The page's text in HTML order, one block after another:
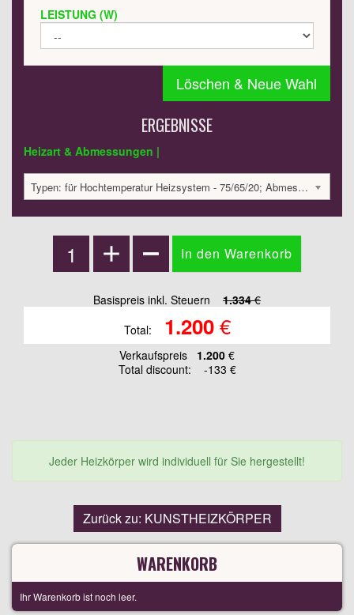
LEISTUNG (W)
Löschen & Neue Wahl
ERGEBNISSE
Heizart & Abmessungen |
Typen: für Hochtemperatur Heizsystem - 75/65/20; Abmessungen: 1800x420x60; 584 Watt:; 1333.79 €
Basispreis inkl. Steuern 1.334€
Total:
1.200€
Verkaufspreis 1.200 €
Total discount:
-133 €
Jeder Heizkörper wird individuell für Sie hergestellt!
Zurück zu: KUNSTHEIZKÖRPER
WARENKORB
Ihr Warenkorb ist noch leer.